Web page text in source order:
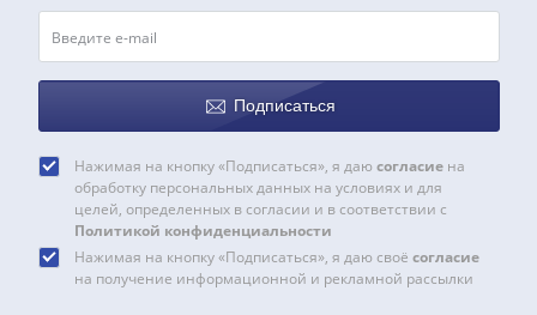
Подписаться
Нажимая на кнопку «Подписаться», я даю согласиена
обработку персональных данных на условиях и для
целей, определенных в согласии и в соответствии с
Политикой конфиденциальности
Нажимая на кнопку «Подписаться», я даю своё согласие
на получение информационной и рекламной рассылки